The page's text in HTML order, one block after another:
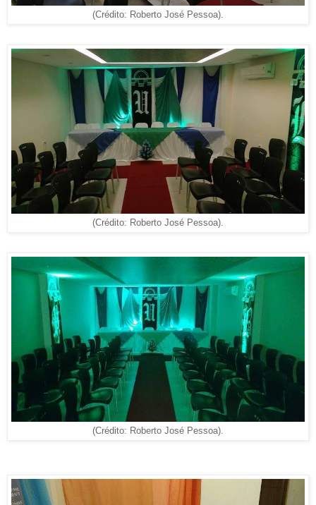
(Crédito: Roberto José Pessoa).
(Crédito: Roberto José Pessoa).
(Crédito: Roberto José Pessoa).